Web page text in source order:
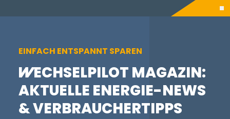
EINFACH ENTSPANNT SPAREN
WECHSELPILOT MAGAZIN:
AKTUELLE ENERGIE-NEWS
& VERBRAUCHERTIPPS